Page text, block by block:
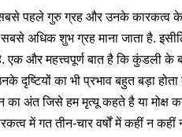
पहले गुरु ग्रह और उनके कारकत्व के
अधिक शुभ ग्रह माना जाता है.
एक और महत्त्वपूर्ण बात है कि कुंडली के
दृष्टियों का भी प्रभाव बहुत बड़ा
का अंत जिसे हम मृत्यू कहते है या
में गत तीन-चार वर्षों में कहीं न कहीं